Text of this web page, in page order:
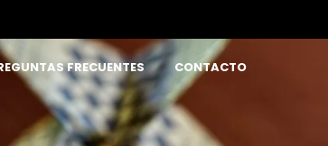
FRECUENTES CONTACTO